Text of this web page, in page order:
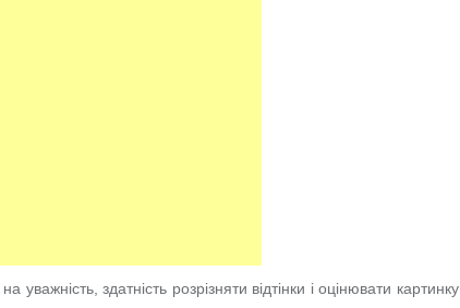
уважність, здатність розрізняти відтінки і оцінювати картинку